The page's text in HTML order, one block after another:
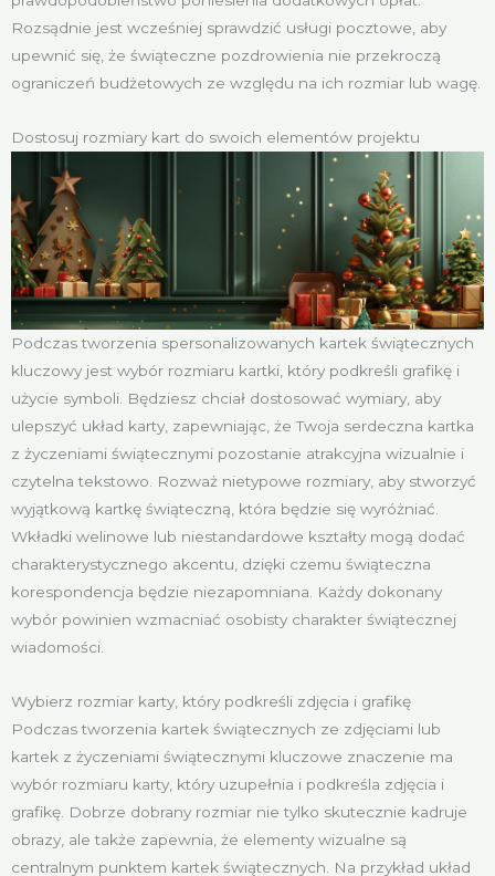
Rozsądnie jest wcześniej sprawdzić usługi pocztowe, aby
upewnić się, że świąteczne pozdrowienia nie przekroczą
ograniczeń budżetowych ze względu na ich rozmiar lub wagę.
Dostosuj rozmiary kart do swoich elementów projektu
Podczas tworzenia spersonalizowanych kartek świątecznych
kluczowy jest wybór rozmiaru kartki, który podkreśli grafikę i
użycie symboli. Będziesz chciał dostosować wymiary, aby
ulepszyć układ karty, zapewniając, że Twoja serdeczna kartka
z życzeniami świątecznymi pozostanie atrakcyjna wizualnie i
czytelna tekstowo. Rozważ nietypowe rozmiary, aby stworzyć
wyjątkową kartkę świąteczną, która będzie się wyróżniać.
Wkładki welinowe lub niestandardowe kształty mogą dodać
charakterystycznego akcentu, dzięki czemu świąteczna
korespondencja będzie niezapomniana. Każdy dokonany
wybór powinien wzmacniać osobisty charakter świątecznej
wiadomości.
Wybierz rozmiar karty, który podkreśli zdjęcia i grafikę
Podczas tworzenia kartek świątecznych ze zdjęciami lub
kartek z życzeniami świątecznymi kluczowe znaczenie ma
wybór rozmiaru karty, który uzupełnia i podkreśla zdjęcia i
grafikę. Dobrze dobrany rozmiar nie tylko skutecznie kadruje
obrazy, ale także zapewnia, że elementy wizualne są
centralnym punktem kartek świątecznych. Na przykład układ